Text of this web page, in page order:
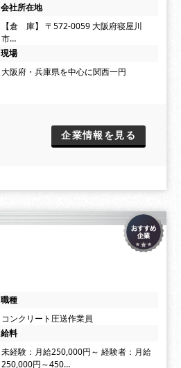
会社所在地
【倉 庫】 〒572-0059 大阪府寝屋川
市…
現場
大阪府・兵庫県を中心に関西一円
企業情報を見る
職種
コンクリート圧送作業員
給料
未経験：月給250,000円～ 経験者：月給
250,000円～450…